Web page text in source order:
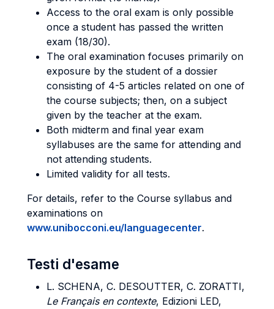
Access to the oral exam is only possible
once a student has passed the written
exam (18/30).
The oral examination focuses primarily on
exposure by the student of a dossier
consisting of 4-5 articles related on one of
the course subjects; then, on a subject
given by the teacher at the exam.
Both midterm and final year exam
syllabuses are the same for attending and
not attending students.
Limited validity for all tests.
For details, refer to the Course syllabus and
examinations on
www.unibocconi.eu/languagecenter.
Testi d'esame
L. SCHENA, C. DESOUTTER, C. ZORATTI,
Le Français en contexte, Edizioni LED,